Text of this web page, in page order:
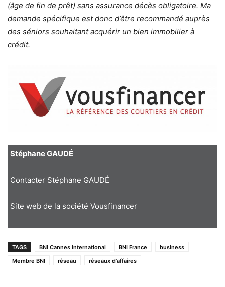
(âge de fin de prêt) sans assurance décès obligatoire. Ma
demande spécifique est donc d’être recommandé auprès
des séniors souhaitant acquérir un bien immobilier à
crédit.
Stéphane GAUDÉ
Contacter Stéphane GAUDÉ
Site web de la société Vousfinancer
TAGS BNI Cannes International BNI France
business
Membre BNI
réseau réseaux d'affaires